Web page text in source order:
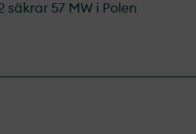
säkrar 57 MW i Polen